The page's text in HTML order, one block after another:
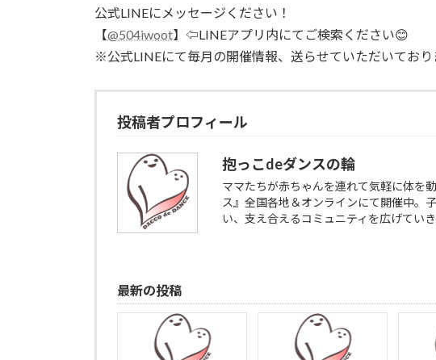
公式LINEにメッセージください！
【@504iwoot】⇦LINEアプリ内にてご検索ください😊
※公式LINEにて毎月の開催情報、送らせていただいてお
投稿者プロフィール
抱っこdeダンスの輪
ママたちが赤ちゃんを連れて気軽に体を
ス』全国各地＆オンラインにて開催中。
い、支え合えるコミュニティを広げていき
最新の投稿